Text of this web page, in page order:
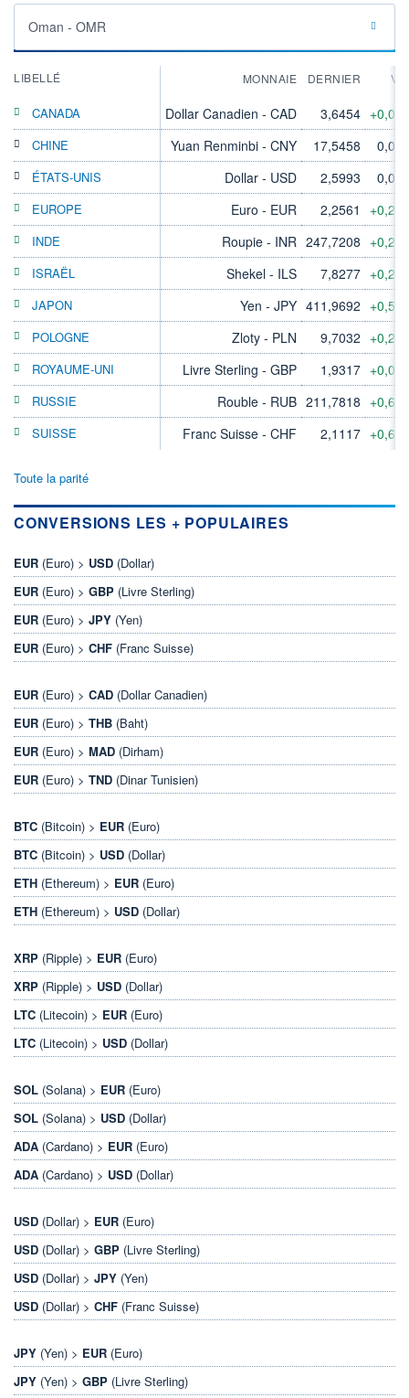
Oman - OMR
LIBELLÉ MONNAIE DERNIER
CANADA Dollar Canadien - CAD 3,6454
CHINE Yuan Renminbi - CNY 17,5458
ÉTATS-UNIS Dollar - USD 2,5993
EUROPE Euro - EUR 2,2561
INDE Roupie - INR 247,7208
ISRAËL Shekel - ILS 7,8277
JAPON Yen - JPY 411,9692
POLOGNE Zloty - PLN 9,7032
ROYAUME-UNI Livre Sterling - GBP 1,9317
RUSSIE Rouble - RUB 211,7818
SUISSE Franc Suisse - CHF 2,1117
Toute la parité
CONVERSIONS LES + POPULAIRES
EUR (Euro) > USD (Dollar)
EUR (Euro) > GBP (Livre Sterling)
EUR (Euro) > JPY (Yen)
EUR (Euro) > CHF (Franc Suisse)
EUR (Euro) > CAD (Dollar Canadien)
EUR (Euro) > THB (Baht)
EUR (Euro) > MAD (Dirham)
EUR (Euro) > TND (Dinar Tunisien)
BTC (Bitcoin) > EUR (Euro)
BTC (Bitcoin) > USD (Dollar)
ETH (Ethereum) > EUR (Euro)
ETH (Ethereum) > USD (Dollar)
XRP (Ripple) > EUR (Euro)
XRP (Ripple) > USD (Dollar)
LTC (Litecoin) > EUR (Euro)
LTC (Litecoin) > USD (Dollar)
SOL (Solana) > EUR (Euro)
SOL (Solana) > USD (Dollar)
ADA (Cardano) > EUR (Euro)
ADA (Cardano) > USD (Dollar)
USD (Dollar) > EUR (Euro)
USD (Dollar) > GBP (Livre Sterling)
USD (Dollar) > JPY (Yen)
USD (Dollar) > CHF (Franc Suisse)
JPY (Yen) > EUR (Euro)
JPY (Yen) > GBP (Livre Sterling)